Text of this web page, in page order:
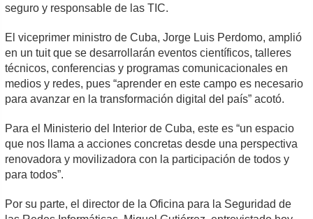
seguro y responsable de las TIC.
El viceprimer ministro de Cuba, Jorge Luis Perdomo, amplió
en un tuit que se desarrollarán eventos científicos, talleres
técnicos, conferencias y programas comunicacionales en
medios y redes, pues “aprender en este campo es necesario
para avanzar en la transformación digital del país” acotó.
Para el Ministerio del Interior de Cuba, este es “un espacio
que nos llama a acciones concretas desde una perspectiva
renovadora y movilizadora con la participación de todos y
para todos”.
Por su parte, el director de la Oficina para la Seguridad de